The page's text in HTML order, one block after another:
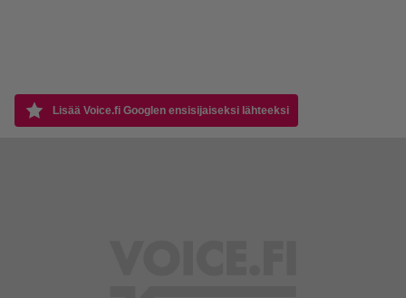
Lisää Voice.fi Googlen ensisijaiseksi lähteeksi